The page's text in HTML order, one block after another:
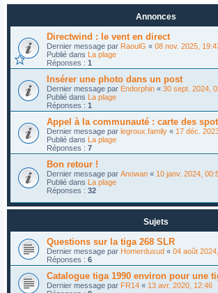
Annonces
Directwind : le vent en direct
Dernier message par RaoulG « 08 nov. 2025,
Publié dans La plage
Réponses : 1
Insérer une photo dans un post
Dernier message par Endorphin « 30 sept. 2024,
Publié dans La plage
Réponses : 1
Appel à la communauté : carte des
Dernier message par legroux.family « 17 déc.
Publié dans La plage
Réponses : 7
Bon retour !
Dernier message par Anowan « 10 janv. 2024,
Publié dans La plage
Réponses : 32
Sujets
Questions sur la tiga 268 SLR
Dernier message par Homerdusud « 04 août
Réponses : 6
Catalogue tiga 1990 environ pour une
Dernier message par FR14 « 13 avr. 2020, 12:46